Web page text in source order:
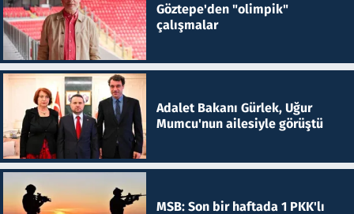
Göztepe'den "olimpik"
çalışmalar
Adalet Bakanı Gürlek, Uğur
Mumcu'nun ailesiyle görüştü
MSB: Son bir haftada 1 PKK'lı